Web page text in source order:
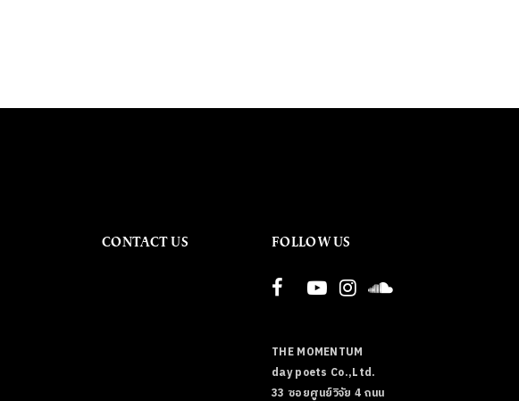
CONTACT US FOLLOW US
THE MOMENTUM
day poets Co.,Ltd.
33 ซอยศูนย์วิจัย 4 ถนน